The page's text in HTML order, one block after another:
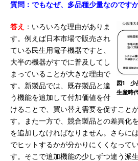
質問：でもなぜ、多品種少量なのですか
図1 少
生産時
答え
：いろいろな理由がありま
す。例えば日本市場で販売され
ている民生用電子機器ですと、
大半の機器がすでに普及してし
まっていることが大きな理由で
す。新製品では、既存製品と違
う機能を追加して付加価値を付
けることで、買い替え需要を促すこと
す。また一方で、競合製品との差異化
を追加しなければなりません。さらに
でヒットするかが分かりにくくなって
す。そこで追加機能の少しずつ違う派